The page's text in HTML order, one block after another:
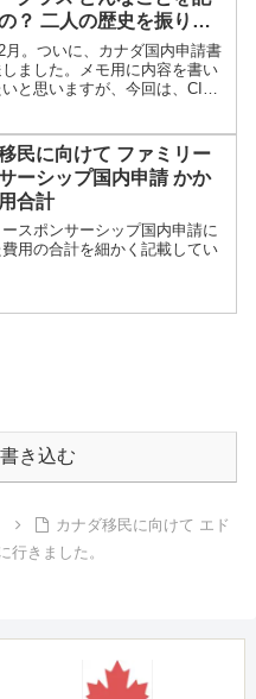
？ 二人の歴史を振り返
会？提出フォームの内容
月。ついに、カナダ国内申請書
ました。メモ用に内容を書い
と思いますが、今回は、CIC
も詳しい書き方は書いてませ
ものを提...
民に向けて ファミリー
ーシップ国内申請 かか
合計
スポンサーシップ国内申請に
用の合計を細かく記載してい
き込む
カナダ移民に向けて エド
行きました。